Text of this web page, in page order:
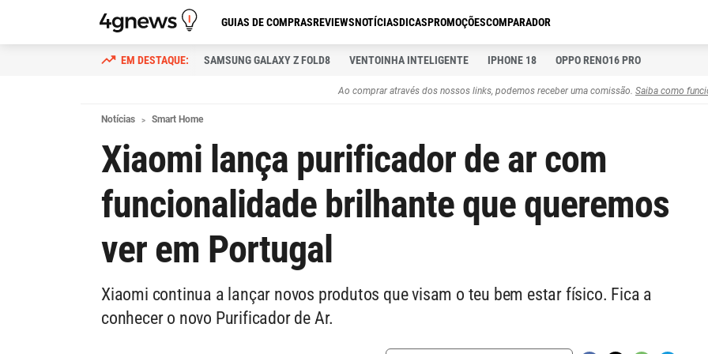
GUIAS DE COMPRASREVIEWSNOTÍCIASDICASPROMOÇÕESCOMPARADOR
SAMSUNG GALAXY Z FOLD8 VENTOINHA INTELIGENTE IPHONE 18 OPPO RENO16 PRO
Ao comprar através dos nossos links, podemos receber uma comissão. Saiba como
Notícias Smart Home
Xiaomi lança purificador de ar com
funcionalidade brilhante que queremos
ver em Portugal
Xiaomi continua a lançar novos produtos que visam o teu bem estar físico. Fica a
conhecer o novo Purificador de Ar.